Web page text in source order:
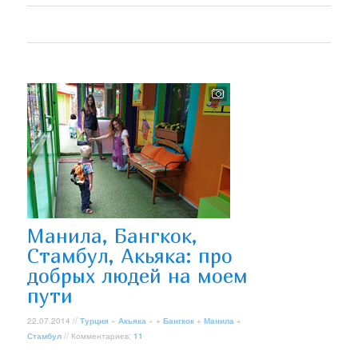
Манила, Бангкок,
Стамбул, Акьяка: про
добрых людей на моем
пути
22.07.2014 //Турция »Акьяка » +Бангкок +Манила +
Стамбул // Комментариев:11